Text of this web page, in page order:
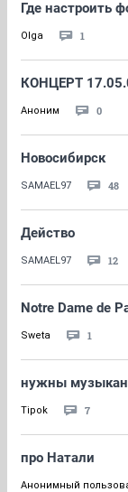
Где настроить
Olga 1
КОНЦЕРТ
Аноним 0
Новосибирск
SAMAEL97 48
Действо
SAMAEL97 12
Notre Dame de
Sweta 1
нужны
Tipok 7
про Натали
Анонимный